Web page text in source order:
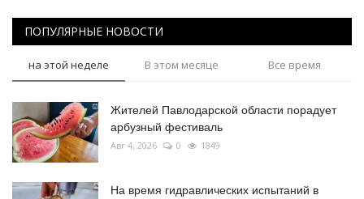
ПОПУЛЯРНЫЕ НОВОСТИ
на этой неделе В этом месяце Все время
Жителей Павлодарской области порадует
арбузный фестиваль
Авг 4, 2026 0 1849
На время гидравлических испытаний в